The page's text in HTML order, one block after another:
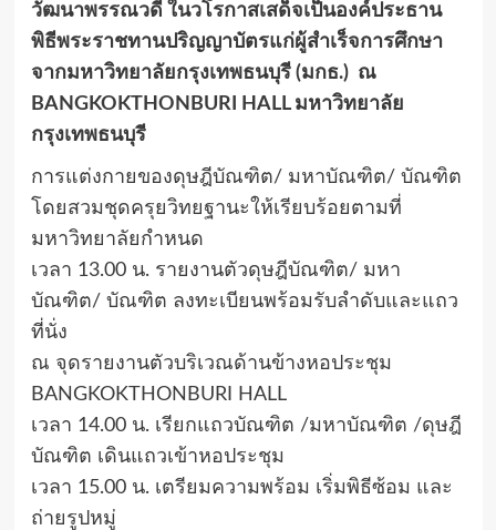
วัฒนาพรรณวดี ในวโรกาสเสด็จเป็นองค์ประธาน
พิธีพระราชทานปริญญาบัตรแก่ผู้สำเร็จการศึกษา
จากมหาวิทยาลัยกรุงเทพธนบุรี (มกธ.) ณ
BANGKOKTHONBURI HALL มหาวิทยาลัย
กรุงเทพธนบุรี
การแต่งกายของดุษฎีบัณฑิต/ มหาบัณฑิต/ บัณฑิต
โดยสวมชุดครุยวิทยฐานะให้เรียบร้อยตามที่
มหาวิทยาลัยกำหนด
เวลา 13.00 น. รายงานตัวดุษฎีบัณฑิต/ มหา
บัณฑิต/ บัณฑิต ลงทะเบียนพร้อมรับลำดับและแถว
ที่นั่ง
ณ จุดรายงานตัวบริเวณด้านข้างหอประชุม
BANGKOKTHONBURI HALL
เวลา 14.00 น. เรียกแถวบัณฑิต /มหาบัณฑิต /ดุษฎี
บัณฑิต เดินแถวเข้าหอประชุม
เวลา 15.00 น. เตรียมความพร้อม เริ่มพิธีซ้อม และ
ถ่ายรูปหมู่